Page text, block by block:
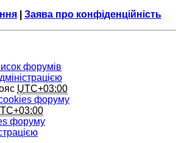
Заява про конфіденційність
форумів
UTC+03:00
форуму
форуму